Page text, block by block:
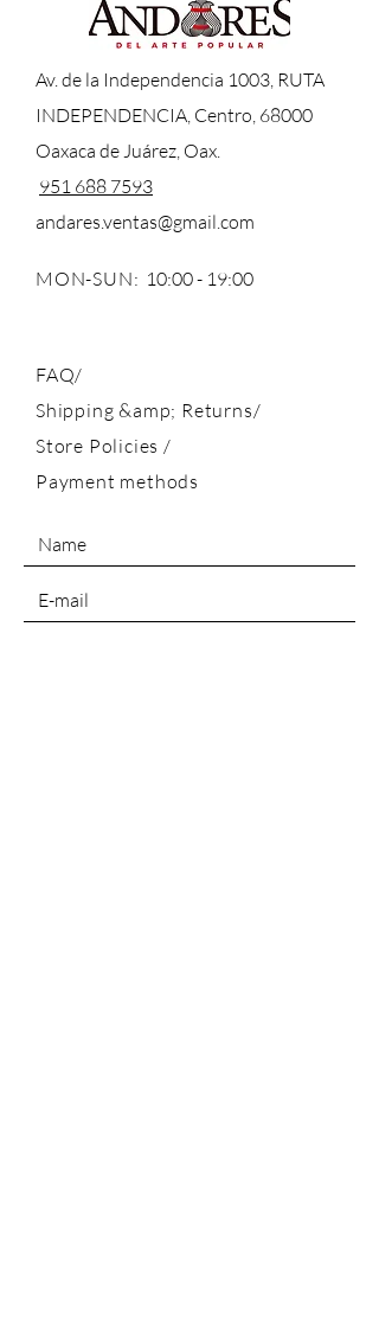
Av. de la Independencia 1003, RUTA
INDEPENDENCIA, Centro, 68000
Oaxaca de Juárez, Oax.
951 688 7593
andares.ventas@gmail.com
MON-SUN: 10:00 - 19:00
FAQ/
Shipping &amp; Returns/
Store Policies/
Payment methods